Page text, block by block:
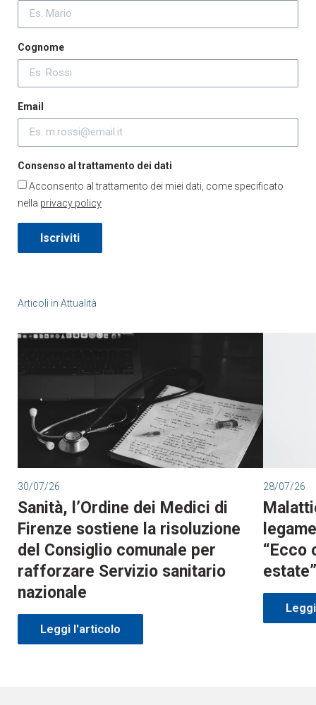
Cognome
Email
Consenso al trattamento dei dati
Acconsento al trattamento dei miei dati, come specificato
nella privacy policy
Iscriviti
Articoli in Attualità
30/07/26
Sanità, l’Ordine dei Medici di
Firenze sostiene la risoluzione
del Consiglio comunale per
rafforzare Servizio sanitario
nazionale
Leggi l'articolo
28/07/26
“Ecco
estate”